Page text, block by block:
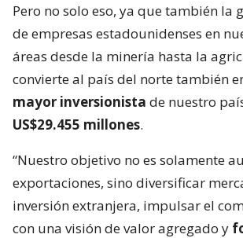
Pero no solo eso, ya que también la
de empresas estadounidenses en
áreas desde la minería hasta la
convierte al país del norte también
mayor inversionista de nuestro
US$29.455 millones.
“Nuestro objetivo no es solamente
exportaciones, sino diversificar
inversión extranjera, impulsar el
con una visión de valor agregado y